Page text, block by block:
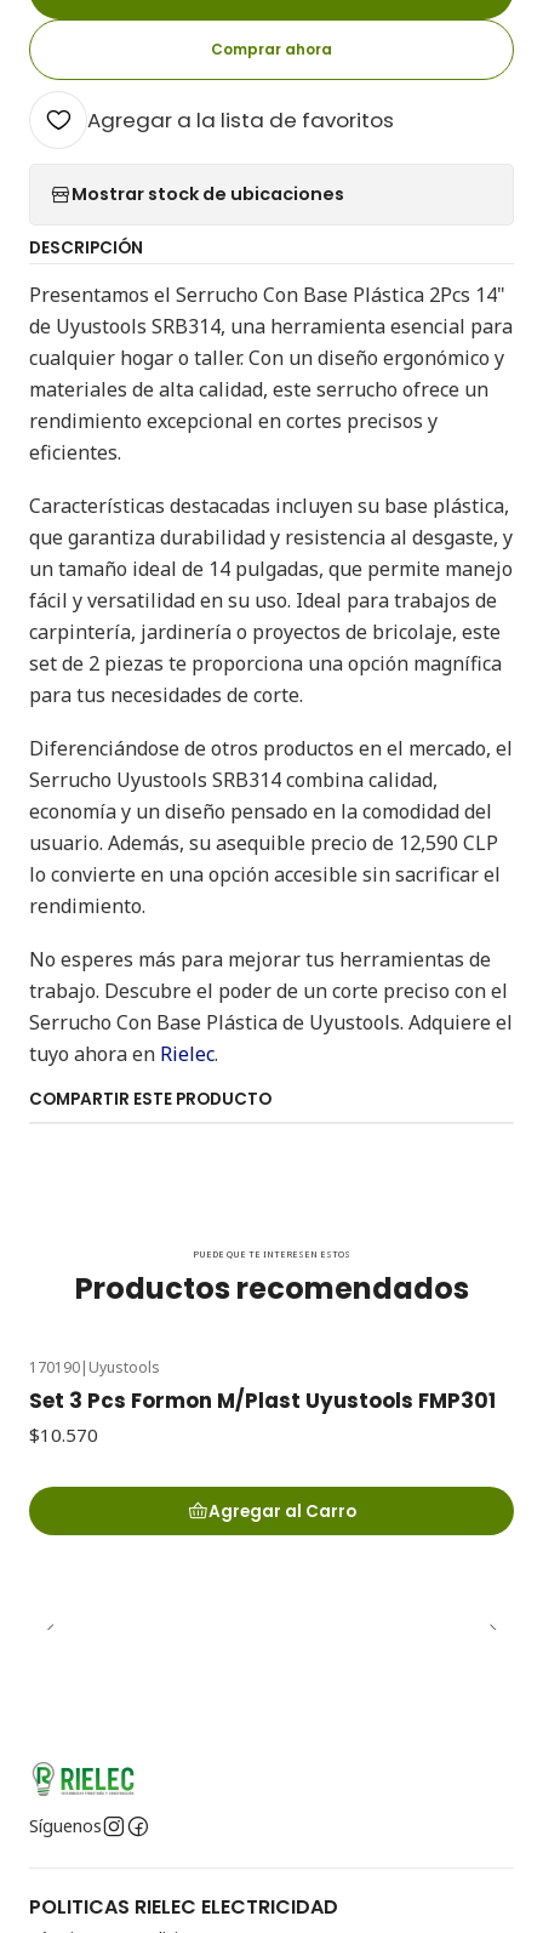
Comprar ahora
Agregar a la lista de favoritos
Mostrar stock de ubicaciones
DESCRIPCIÓN
Presentamos el Serrucho Con Base Plástica 2Pcs 14"
de Uyustools SRB314, una herramienta esencial para
cualquier hogar o taller. Con un diseño ergonómico y
materiales de alta calidad, este serrucho ofrece un
rendimiento excepcional en cortes precisos y
eficientes.
Características destacadas incluyen su base plástica,
que garantiza durabilidad y resistencia al desgaste, y
un tamaño ideal de 14 pulgadas, que permite manejo
fácil y versatilidad en su uso. Ideal para trabajos de
carpintería, jardinería o proyectos de bricolaje, este
set de 2 piezas te proporciona una opción magnífica
para tus necesidades de corte.
Diferenciándose de otros productos en el mercado, el
Serrucho Uyustools SRB314 combina calidad,
economía y un diseño pensado en la comodidad del
usuario. Además, su asequible precio de 12,590 CLP
lo convierte en una opción accesible sin sacrificar el
rendimiento.
No esperes más para mejorar tus herramientas de
trabajo. Descubre el poder de un corte preciso con el
Serrucho Con Base Plástica de Uyustools. Adquiere el
tuyo ahora en Rielec.
COMPARTIR ESTE PRODUCTO
PUEDE QUE TE INTERESEN ESTOS
Productos recomendados
170190| Uyustools
Set 3 Pcs Formon M/Plast Uyustools FMP301
$10.570
Agregar al Carro
Síguenos
POLITICAS RIELEC ELECTRICIDAD